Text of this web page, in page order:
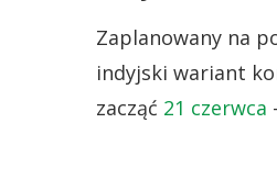
Zaplanowany na
indyjski wariant
zacząć 21 czerwca